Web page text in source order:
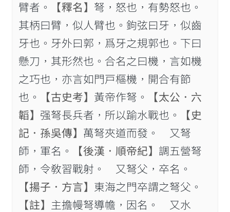
臂者。
【釋名】 弩，怒也，有勢怒也。
其柄曰臂，似人臂也。鉤弦曰牙，似齒
牙也。牙外曰郭，爲牙之規郭也。下曰
懸刀，其形然也。合名之曰機，言如機
之巧也，亦言如門戸樞機，開合有節
也。
【古史考】 黃帝作弩。
【太公．六
韜】 强弩長兵者，所以踰水戰也。
【史
記．孫吳傳】 萬弩夾道而發。 又弩
師，軍名。
【後漢．順帝紀】 調五營弩
師，令敎習戰射。 又弩父，卒名。
【揚子．方言】 東海之門卒謂之弩父。
【註】 主擔幔弩導幨，因名。 又水